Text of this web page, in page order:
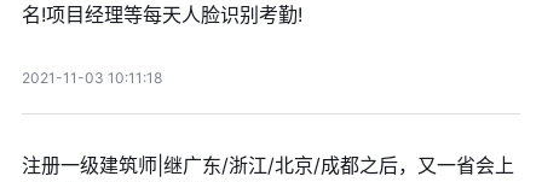
名!项目经理等每天人脸识别考勤!
2021-11-03 10:11:18
注册一级建筑师|继广东/浙江/北京/成都之后，又一省会上